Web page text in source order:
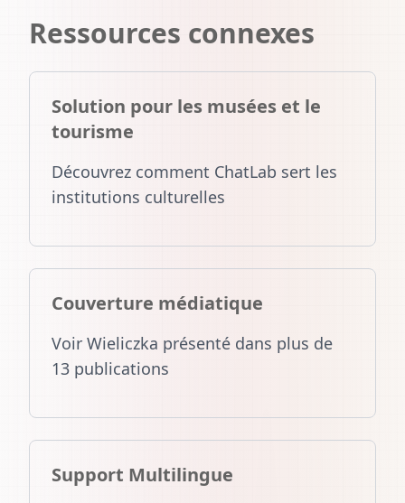
Ressources connexes
Solution pour les musées et le
tourisme
Découvrez comment ChatLab sert les
institutions culturelles
Couverture médiatique
Voir Wieliczka présenté dans plus de
13 publications
Support Multilingue